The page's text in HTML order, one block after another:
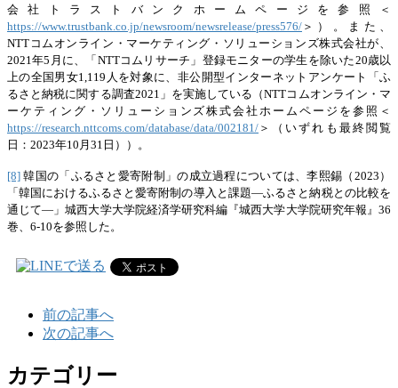
会社トラストバンクホームページを参照＜
https://www.trustbank.co.jp/newsroom/newsrelease/press576/ ＞）。また、
NTTコムオンライン・マーケティング・ソリューションズ株式会社が、
2021年5月に、「NTTコムリサーチ」登録モニターの学生を除いた20歳以
上の全国男女1,119人を対象に、非公開型インターネットアンケート「ふ
るさと納税に関する調査2021」を実施している（NTTコムオンライン・マ
ーケティング・ソリューションズ株式会社ホームページを参照＜
https://research.nttcoms.com/database/data/002181/ ＞（いずれも最終閲覧
日：2023年10月31日））。
[8] 韓国の「ふるさと愛寄附制」の成立過程については、李熙錫（2023）
「韓国におけるふるさと愛寄附制の導入と課題―ふるさと納税との比較を
通じて―」城西大学大学院経済学研究科編『城西大学大学院研究年報』36
巻、6-10を参照した。
前の記事へ
次の記事へ
カテゴリー